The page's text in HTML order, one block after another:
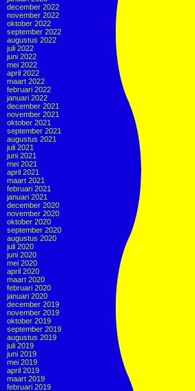
december 2022
november 2022
oktober 2022
september 2022
augustus 2022
juli 2022
juni 2022
mei 2022
april 2022
maart 2022
februari 2022
januari 2022
december 2021
november 2021
oktober 2021
september 2021
augustus 2021
juli 2021
juni 2021
mei 2021
april 2021
maart 2021
februari 2021
januari 2021
december 2020
november 2020
oktober 2020
september 2020
augustus 2020
juli 2020
juni 2020
mei 2020
april 2020
maart 2020
februari 2020
januari 2020
december 2019
november 2019
oktober 2019
september 2019
augustus 2019
juli 2019
juni 2019
mei 2019
april 2019
maart 2019
februari 2019